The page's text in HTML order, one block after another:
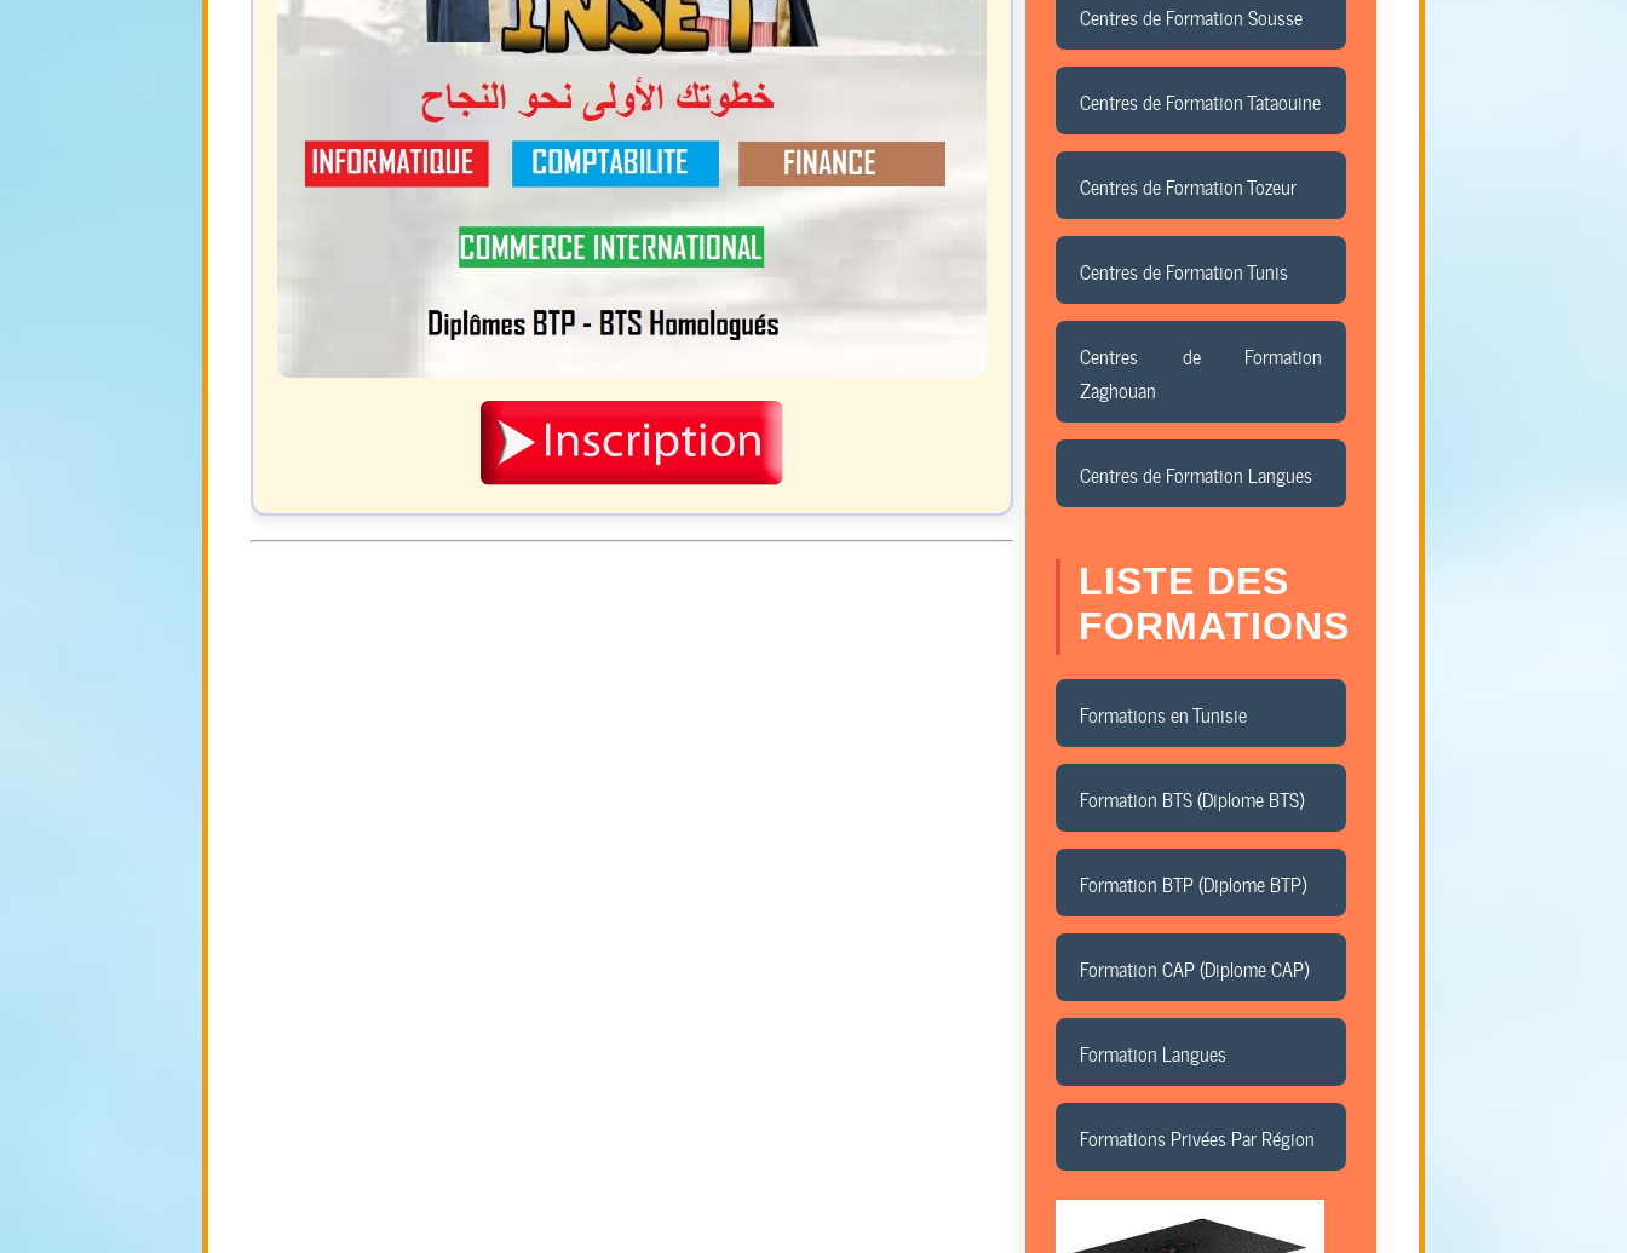
Centres de Formation Sousse
Centres de Formation Tataouine
Centres de Formation Tozeur
Centres de Formation Tunis
Centres de Formation
Zaghouan
Centres de Formation Langues
LISTE DES
FORMATIONS
Formations en Tunisie
Formation BTS (Diplome BTS)
Formation BTP (Diplome BTP)
Formation CAP (Diplome CAP)
Formation Langues
Formations Privées Par Région